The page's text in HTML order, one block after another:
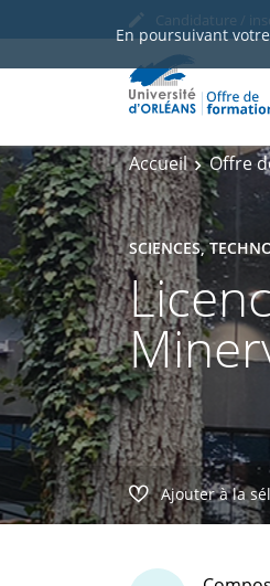
En poursuivant
Candidature /
Accueil Offre
SCIENCES,
Ajouter à la